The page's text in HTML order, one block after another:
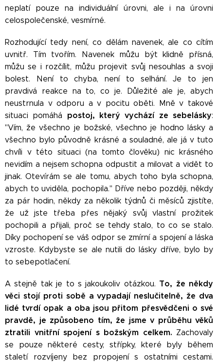
neplatí pouze na individuální úrovni, ale i na úrovni
celospolečenské, vesmírné.
Rozhodující tedy není, co dělám navenek, ale co cítím
uvnitř. Tím tvořím. Navenek můžu být klidně přísná,
můžu se i rozčílit, můžu projevit svůj nesouhlas a svoji
bolest. Není to chyba, není to selhání. Je to jen
pravdivá reakce na to, co je. Důležité ale je, abych
neustrnula v odporu a v pocitu oběti. Mně v takové
situaci pomáhá postoj, který vychází ze sebelásky:
"Vím, že všechno je božské, všechno je hodno lásky a
všechno bylo původně krásné a souladné, ale já v tuto
chvíli v této situaci (na tomto člověku) nic krásného
nevidím a nejsem schopna odpustit a milovat a vidět to
jinak. Otevírám se ale tomu, abych toho byla schopna,
abych to uviděla, pochopila." Dříve nebo později, někdy
za pár hodin, někdy za několik týdnů či měsíců zjistíte,
že už jste třeba přes nějaký svůj vlastní prožitek
pochopili a přijali, proč se tehdy stalo, to co se stalo.
Díky pochopení se váš odpor se zmírní a spojení a láska
vzroste. Kdybyste se ale nutili do lásky dříve, bylo by
to sebepotlačení.
A stejně tak je to s jakoukoliv otázkou. To, že někdy
věci stojí proti sobě a vypadají neslučitelně, že dva
lidé tvrdí opak a oba jsou přitom přesvědčeni o své
pravdě, je způsobeno tím, že jsme v průběhu věků
ztratili vnitřní spojení s božským celkem. Zachovaly
se pouze některé cesty, střípky, které byly během
staletí rozvíjeny bez propojení s ostatními cestami.